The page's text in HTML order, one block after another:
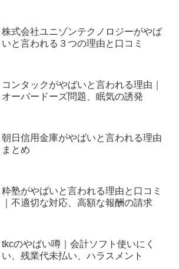
株式会社ユニゾンテクノロジーがやば
いと言われる３つの理由と口コミ
コンタックがやばいと言われる理由｜
オーバードーズ問題、眠気の誘発
朝日信用金庫がやばいと言われる理由
まとめ
粋塾がやばいと言われる理由と口コミ
｜不適切な対応、高額な報酬の請求
tkcのやばい噂｜会計ソフト使いにく
い、残業代未払い、ハラスメント